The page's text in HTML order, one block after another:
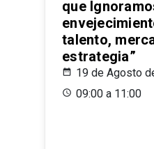
que
talento,
estrategia”
19 de Agosto
09:00 a 11:00